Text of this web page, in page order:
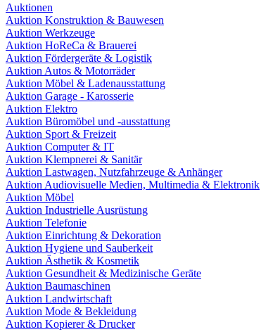
Auktionen
Auktion Konstruktion & Bauwesen
Auktion Werkzeuge
Auktion HoReCa & Brauerei
Auktion Fördergeräte & Logistik
Auktion Autos & Motorräder
Auktion Möbel & Ladenausstattung
Auktion Garage - Karosserie
Auktion Elektro
Auktion Büromöbel und -ausstattung
Auktion Sport & Freizeit
Auktion Computer & IT
Auktion Klempnerei & Sanitär
Auktion Lastwagen, Nutzfahrzeuge & Anhänger
Auktion Audiovisuelle Medien, Multimedia & Elektronik
Auktion Möbel
Auktion Industrielle Ausrüstung
Auktion Telefonie
Auktion Einrichtung & Dekoration
Auktion Hygiene und Sauberkeit
Auktion Ästhetik & Kosmetik
Auktion Gesundheit & Medizinische Geräte
Auktion Baumaschinen
Auktion Landwirtschaft
Auktion Mode & Bekleidung
Auktion Kopierer & Drucker